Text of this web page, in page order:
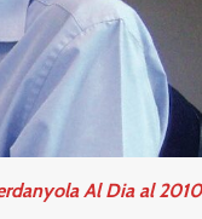
Al Dia al 2010